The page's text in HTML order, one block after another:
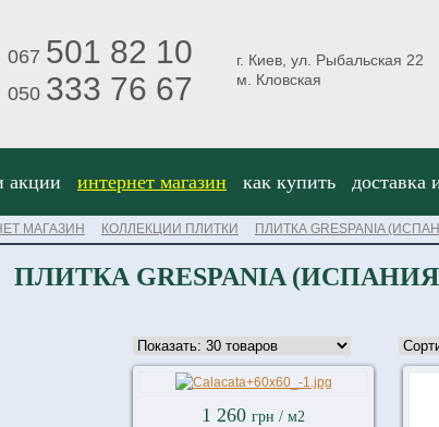
067 501 82 10
050 333 76 67
г. Киев, ул. Рыбальская 22
м. Кловская
акции интернет магазин как купить доставка
МАГАЗИН КОЛЛЕКЦИИ ПЛИТКИ ПЛИТКА GRESPANIA
ПЛИТКА GRESPANIA
1 260 грн / м2